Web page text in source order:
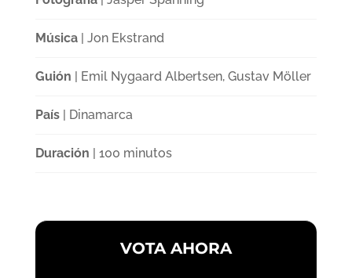
Música| Jon Ekstrand
Guión | Emil Nygaard Albertsen, Gustav Möller
País| Dinamarca
Duración | 100 minutos
VOTA AHORA